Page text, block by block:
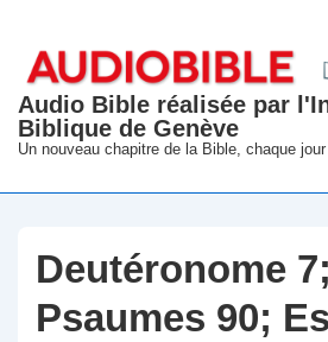
passer
contenu
principal
Audio Bible réalisée par
Biblique de Genève
Un nouveau chapitre de la Bible, chaque jour
Deutéronome 7;
Psaumes 90;